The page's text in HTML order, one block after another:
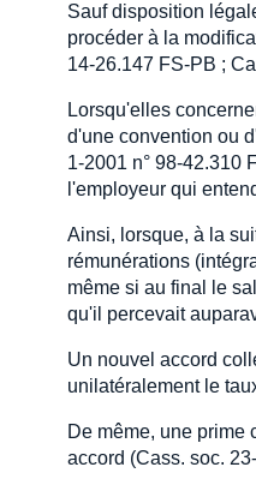
Sauf disposition
procéder à la
14-26.147 FS-PB ;
Lorsqu'elles
d'une convention ou
1-2001 n° 98-42.310
l'employeur qui
Ainsi, lorsque, à la
rémunérations
même si au final le
qu'il percevait
Un nouvel accord
unilatéralement le
De même, une prime
accord (Cass. soc.